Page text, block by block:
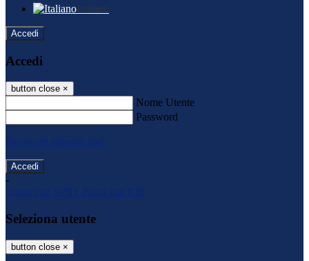
Italiano
Accedi
Accedi
button close ×
Nome Utente
Password
Password dimenticata?
-
Entra con SPID
Entra con CIE
Seleziona utente
button close ×